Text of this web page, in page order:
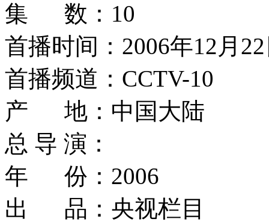
集 数：10
首播时间：2006年12月
首播频道：CCTV-10
产 地：中国大陆
总 导 演：
年 份：2006
出 品：央视栏目